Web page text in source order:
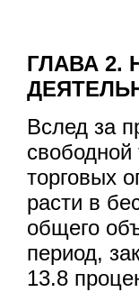
ГЛАВА 2.
Вслед за
торговых
расти в
общего
период,
13.8